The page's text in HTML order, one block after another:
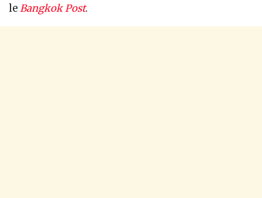
leBangkok Post.